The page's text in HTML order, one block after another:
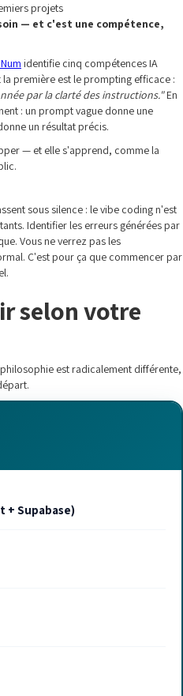
projets
— et c'est une compétence,
identifie cinq compétences IA
première est le prompting efficace :
par la clarté des instructions."En
: un prompt vague donne une
un résultat précis.
— et elle s'apprend, comme la
sous silence : le vibe coding n'est
Identifier les erreurs générées par
Vous ne verrez pas les
C'est pour ça que commencer par
selon votre
est radicalement différente,
+ Supabase)